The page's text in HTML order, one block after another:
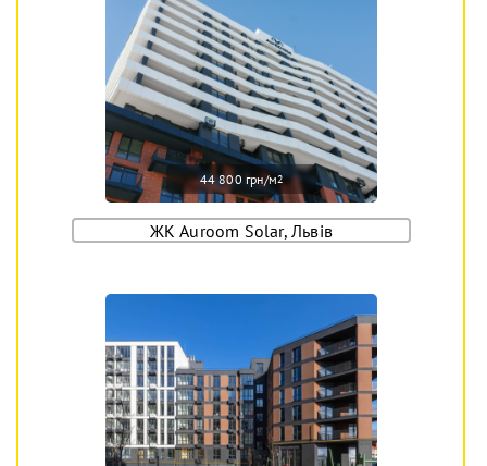
44 800 грн/м2
ЖК Auroom Solar, Львів